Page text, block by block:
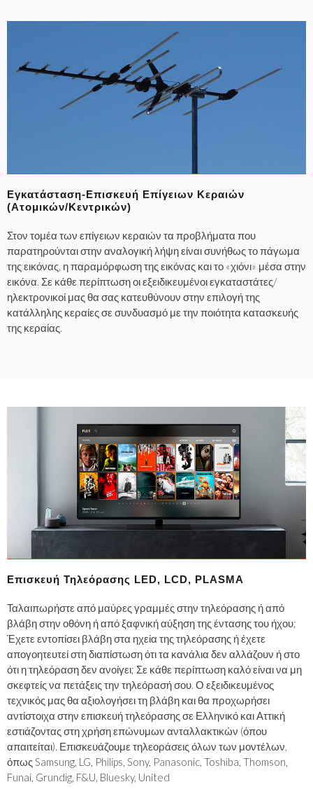
Εγκατάσταση-Επισκευή Επίγειων Κεραιών
(Ατομικών/Κεντρικών)
Στον τομέα των επίγειων κεραιών τα προβλήματα που
παρατηρούνται στην αναλογική λήψη είναι συνήθως το πάγωμα
της εικόνας, η παραμόρφωση της εικόνας και το «χιόνι» μέσα στην
εικόνα. Σε κάθε περίπτωση οι εξειδικευμένοι εγκαταστάτες/
ηλεκτρονικοί μας θα σας κατευθύνουν στην επιλογή της
κατάλληλης κεραίες σε συνδυασμό με την ποιότητα κατασκευής
της κεραίας.
Επισκευή Τηλεόρασης LED, LCD, PLASMA
Ταλαιπωρήστε από μαύρες γραμμές στην τηλεόρασης ή από
βλάβη στην οθόνη ή από ξαφνική αύξηση της έντασης του ήχου;
Έχετε εντοπίσει βλάβη στα ηχεία της τηλεόρασης ή έχετε
απογοητευτεί στη διαπίστωση ότι τα κανάλια δεν αλλάζουν ή στο
ότι η τηλεόραση δεν ανοίγει; Σε κάθε περίπτωση καλό είναι να μη
σκεφτείς να πετάξεις την τηλεόρασή σου. Ο εξειδικευμένος
τεχνικός μας θα αξιολογήσει τη βλάβη και θα προχωρήσει
αντίστοιχα στην επισκευή τηλεόρασης σε Ελληνικό και Αττική
εστιάζοντας στη χρήση επώνυμων ανταλλακτικών (όπου
απαιτείται). Επισκευάζουμε τηλεοράσεις όλων των μοντέλων,
όπως Samsung, LG, Philips, Sony, Panasonic, Toshiba, Thomson,
Funai, Grundig, F&U, Bluesky, United